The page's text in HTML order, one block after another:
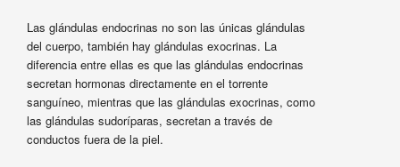
Las glándulas endocrinas no son las únicas glándulas
del cuerpo, también hay glándulas exocrinas. La
diferencia entre ellas es que las glándulas endocrinas
secretan hormonas directamente en el torrente
sanguíneo, mientras que las glándulas exocrinas, como
las glándulas sudoríparas, secretan a través de
conductos fuera de la piel.